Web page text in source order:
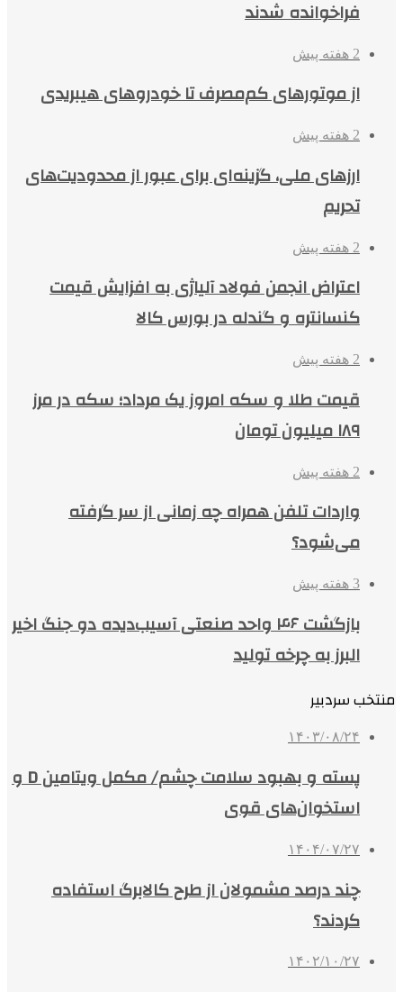
فراخوانده شدند
2 هفته پیش
از موتورهای کم‌مصرف تا خودروهای هیبریدی
2 هفته پیش
ارزهای ملی، گزینه‌ای برای عبور از محدودیت‌های
تحریم
2 هفته پیش
اعتراض انجمن فولاد آلیاژی به افزایش قیمت
کنسانتره و گندله در بورس کالا
2 هفته پیش
قیمت طلا و سکه امروز یک مرداد؛ سکه در مرز
۱۸۹ میلیون تومان
2 هفته پیش
واردات تلفن همراه چه زمانی از سر گرفته
می‌شود؟
3 هفته پیش
بازگشت ۴۶ واحد صنعتی آسیب‌دیده دو جنگ اخیر
البرز به چرخه تولید
منتخب سردبیر
۱۴۰۳/۰۸/۲۴
پسته و بهبود سلامت چشم/ مکمل ویتامین D و
استخوان‌های قوی
۱۴۰۴/۰۷/۲۷
چند درصد مشمولان از طرح کالابرگ استفاده
کردند؟
۱۴۰۲/۱۰/۲۷